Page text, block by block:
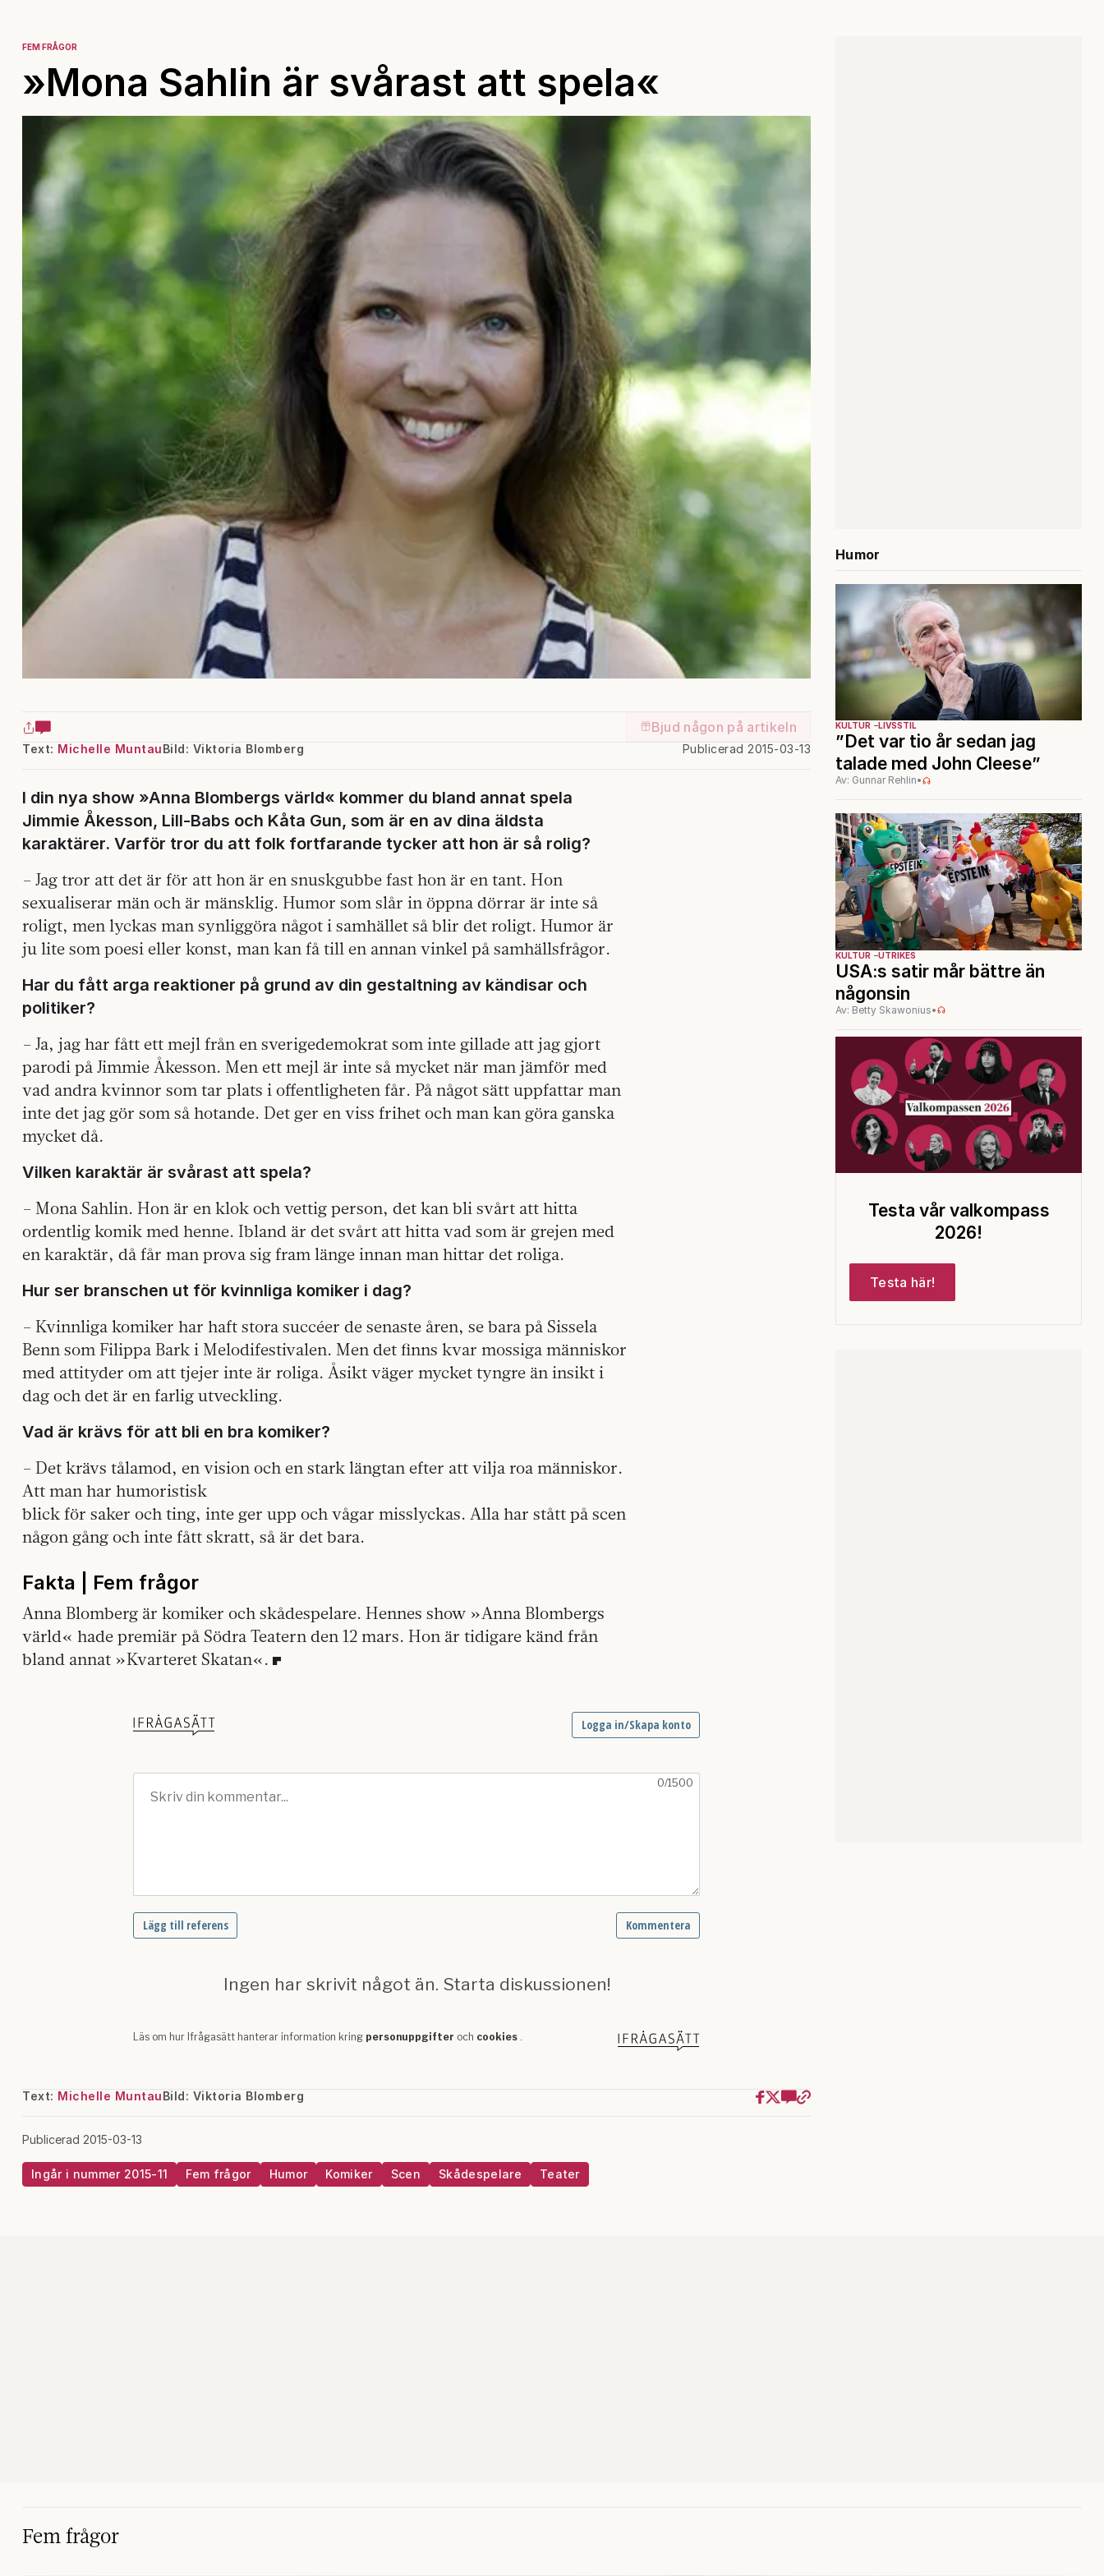
FEM FRÅGOR
»Mona Sahlin är svårast att spela«
Bjud någon på artikeln
Text: Michelle Muntau Publicerad 2015-03-13
Bild: Viktoria Blomberg
I din nya show »Anna Blombergs värld« kommer du bland annat spela
Jimmie Åkesson, Lill-Babs och Kåta Gun, som är en av dina äldsta
karaktärer. Varför tror du att folk fortfarande tycker att hon är så rolig?
– Jag tror att det är för att hon är en snuskgubbe fast hon är en tant. Hon
sexualiserar män och är mänsklig. Humor som slår in öppna dörrar är inte så
roligt, men lyckas man synliggöra något i samhället så blir det roligt. Humor är
ju lite som poesi eller konst, man kan få till en annan vinkel på samhällsfrågor.
Har du fått arga reaktioner på grund av din gestaltning av kändisar och
politiker?
– Ja, jag har fått ett mejl från en sverigedemokrat som inte gillade att jag gjort
parodi på Jimmie Åkesson. Men ett mejl är inte så mycket när man jämför med
vad andra kvinnor som tar plats i offentligheten får. På något sätt uppfattar man
inte det jag gör som så hotande. Det ger en viss frihet och man kan göra ganska
mycket då.
Vilken karaktär är svårast att spela?
– Mona Sahlin. Hon är en klok och vettig person, det kan bli svårt att hitta
ordentlig komik med henne. Ibland är det svårt att hitta vad som är grejen med
en karaktär, då får man prova sig fram länge innan man hittar det roliga.
Hur ser branschen ut för kvinnliga komiker i dag?
– Kvinnliga komiker har haft stora succéer de senaste åren, se bara på Sissela
Benn som Filippa Bark i Melodifestivalen. Men det finns kvar mossiga människor
med attityder om att tjejer inte är roliga. Åsikt väger mycket tyngre än insikt i
dag och det är en farlig utveckling.
Vad är krävs för att bli en bra komiker?
– Det krävs tålamod, en vision och en stark längtan efter att vilja roa människor.
Att man har humoristisk
blick för saker och ting, inte ger upp och vågar misslyckas. Alla har stått på scen
någon gång och inte fått skratt, så är det bara.
Fakta | Fem frågor
Anna Blomberg är komiker och skådespelare. Hennes show »Anna Blombergs
värld« hade premiär på Södra Teatern den 12 mars. Hon är tidigare känd från
bland annat »Kvarteret Skatan«.
Text: Michelle MuntauBild: Viktoria Blomberg
Publicerad 2015-03-13
Ingår i nummer 2015-11 Fem frågor Humor Komiker Scen Skådespelare Teater
Humor
KULTUR LIVSSTIL
”Det var tio år sedan jag
talade med John Cleese”
Av: Gunnar Rehlin•
KULTUR UTRIKES
USA:s satir mår bättre än
någonsin
Av: Betty Skawonius•
Testa vår valkompass
2026!
Testa här!
Fem frågor